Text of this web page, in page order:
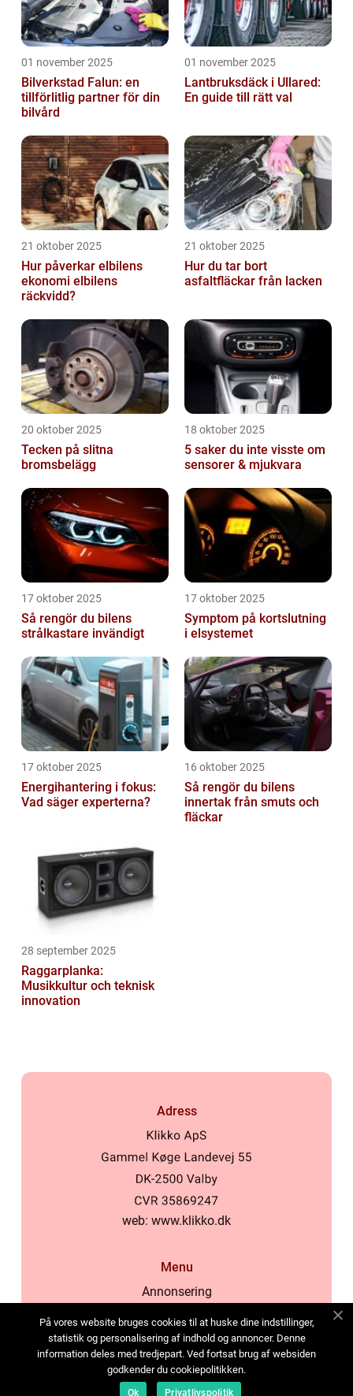
01 november 2025
Bilverkstad Falun: en
tillförlitlig partner för din
bilvård
01 november 2025
Lantbruksdäck i Ullared:
En guide till rätt val
21 oktober 2025
Hur påverkar elbilens
ekonomi elbilens
räckvidd?
21 oktober 2025
Hur du tar bort
asfaltfläckar från lacken
20 oktober 2025
Tecken på slitna
bromsbelägg
18 oktober 2025
5 saker du inte visste om
sensorer & mjukvara
17 oktober 2025
Så rengör du bilens
strålkastare invändigt
17 oktober 2025
Symptom på kortslutning
i elsystemet
17 oktober 2025
Energihantering i fokus:
Vad säger experterna?
16 oktober 2025
Så rengör du bilens
innertak från smuts och
fläckar
28 september 2025
Raggarplanka:
Musikkultur och teknisk
innovation
Adress
web: www.klikko.dk
Menu
Annonsering
Cookies
Kontakta oss
Sitemap
På vores website bruges cookies til at huske dine indstillinger,
statistik og personalisering af indhold og annoncer. Denne
information deles med tredjepart. Ved fortsat brug af websiden
godkender du cookiepolitikken.
Ok Privatlivspolitik